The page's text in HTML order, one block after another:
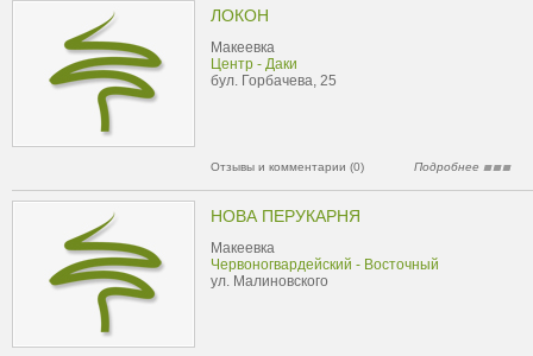
ЛОКОН
Макеевка
Центр - Даки
бул. Горбачева, 25
Отзывы и комментарии (0) Подробнее
НОВА ПЕРУКАРНЯ
Макеевка
Червоногвардейский - Восточный
ул. Малиновского